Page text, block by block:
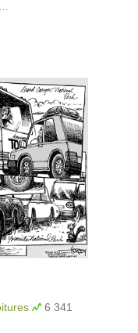
6 341